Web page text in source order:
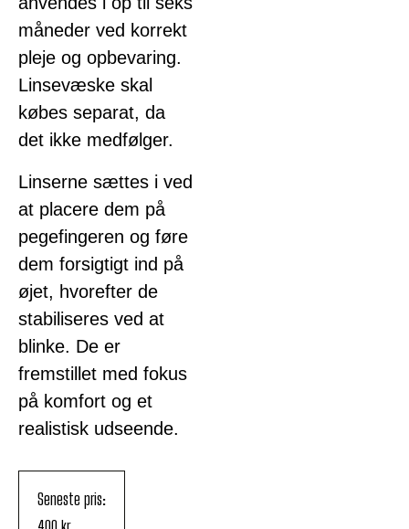
måneder ved korrekt
pleje og opbevaring.
Linsevæske skal
købes separat, da
det ikke medfølger.
Linserne sættes i ved
at placere dem på
pegefingeren og føre
dem forsigtigt ind på
øjet, hvorefter de
stabiliseres ved at
blinke. De er
fremstillet med fokus
på komfort og et
realistisk udseende.
Seneste pris: